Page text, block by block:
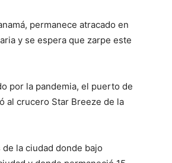
permanece atracado en
y se espera que zarpe este
por la pandemia, el puerto de
al crucero Star Breeze de la
la ciudad donde bajo